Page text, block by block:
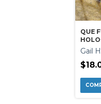
QUE
Gail